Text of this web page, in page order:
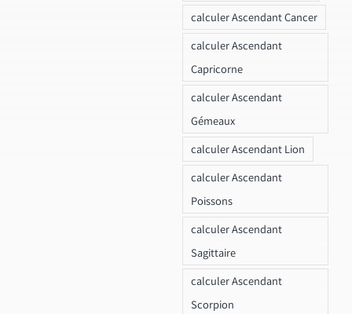
calculer Ascendant Cancer
calculer Ascendant
Capricorne
calculer Ascendant
Gémeaux
calculer Ascendant Lion
calculer Ascendant
Poissons
calculer Ascendant
Sagittaire
calculer Ascendant
Scorpion